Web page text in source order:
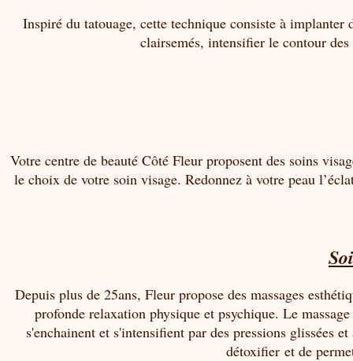
Inspiré du tatouage, cette technique consiste à implanter
clairsemés, intensifier le contour
Votre centre de beauté Côté Fleur proposent des soins
le choix de votre soin visage. Redonnez à votre peau
Depuis plus de 25ans, Fleur propose des massages
profonde relaxation physique et psychique. Le
s'enchainent et s'intensifient par des pressions glissées
détoxifier et de